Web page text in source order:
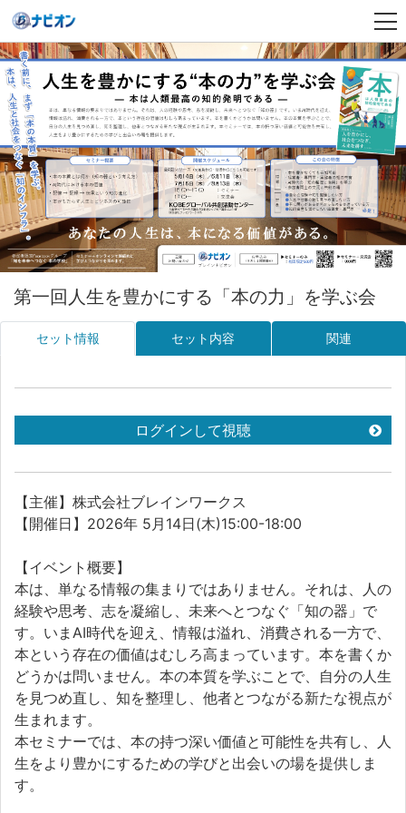
第一回人生を豊かにする「本の力」を学ぶ会
セット情報 セット内容 関連
ログインして視聴
【主催】株式会社ブレインワークス
【開催日】2026年 5月14日(木)15:00-18:00
【イベント概要】
本は、単なる情報の集まりではありません。それは、人の
経験や思考、志を凝縮し、未来へとつなぐ「知の器」で
す。いまAI時代を迎え、情報は溢れ、消費される一方で、
本という存在の価値はむしろ高まっています。本を書くか
どうかは問いません。本の本質を学ぶことで、自分の人生
を見つめ直し、知を整理し、他者とつながる新たな視点が
生まれます。
本セミナーでは、本の持つ深い価値と可能性を共有し、人
生をより豊かにするための学びと出会いの場を提供しま
す。